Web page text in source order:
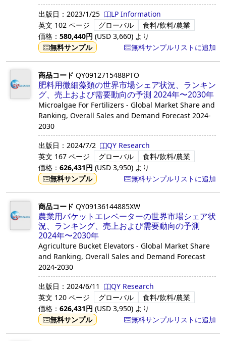
出版日： 2023/1/25
LP Information
英文 102 ページ グローバル
食料/飲料/農業
価格： 580,440円 (USD 3,660) より
無料サンプル
無料サンプルリストに追加
商品コード QY0912715488PTO
肥料用微細藻類の世界市場シェア状況、ランキン
グ、売上および需要動向の予測 2024年〜2030年
Microalgae For Fertilizers - Global Market Share and
Ranking, Overall Sales and Demand Forecast 2024-
2030
出版日： 2024/7/2
QY Research
英文 167 ページ グローバル
食料/飲料/農業
価格： 626,431円 (USD 3,950) より
無料サンプル
無料サンプルリストに追加
商品コード QY09136144885XW
農業用バケットエレベーターの世界市場シェア状
況、ランキング、売上および需要動向の予測
2024年〜2030年
Agriculture Bucket Elevators - Global Market Share
and Ranking, Overall Sales and Demand Forecast
2024-2030
出版日： 2024/6/11
QY Research
英文 120 ページ グローバル
食料/飲料/農業
価格： 626,431円 (USD 3,950) より
無料サンプル
無料サンプルリストに追加